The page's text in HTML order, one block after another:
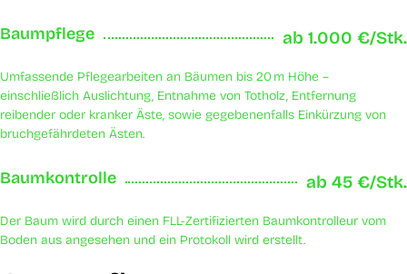
Baumpflege ab 1.000 €/Stk.
Umfassende Pflegearbeiten an Bäumen bis 20 m Höhe –
einschließlich Auslichtung, Entnahme von Totholz, Entfernung
reibender oder kranker Äste, sowie gegebenenfalls Einkürzung von
bruchgefährdeten Ästen.
Baumkontrolle ab 45 €/Stk.
Der Baum wird durch einen FLL-Zertifizierten Baumkontrolleur vom
Boden aus angesehen und ein Protokoll wird erstellt.